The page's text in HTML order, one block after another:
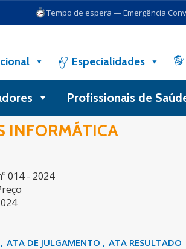
Tempo de espera — Emergência
Especialidades
Profissionais de
INFORMÁTICA
014 - 2024
ATA DE JULGAMENTO ATA RESULTADO